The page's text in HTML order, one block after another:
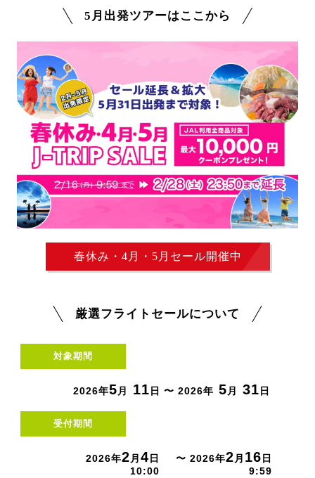
5月出発ツアーはここから
春休み・4月・5月セール開催中
厳選フライトセールについて
対象期間
2026年5月 11 日 〜 2026年 5月 31 日
受付期間
2026年2月 4 日
10:00
〜 2026年2月 16 日
9:59